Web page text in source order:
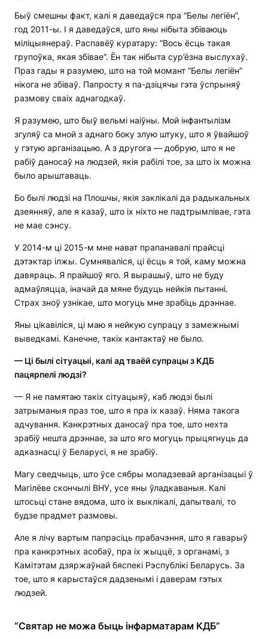
Быў смешны факт, калі я даведаўся пра “Белы легіён”,
год 2011-ы. І я даведаўся, што яны нібыта збіваюць
міліцыянераў. Распавёў куратару: “Вось ёсць такая
групоўка, якая збівае”. Ён так нібыта сур’ёзна выслухаў.
Праз гады я разумею, што на той момант “Белы легіён”
нікога не збіваў. Папросту я па-дзіцячы гэта ўспрыняў
размову сваіх аднагодкаў.
Я разумею, што быў вельмі наіўны. Мой інфантылізм
згуляў са мной з аднаго боку злую штуку, што я ўвайшоў
у гэтую арганізацыю. А з другога — добрую, што я не
рабіў даносаў на людзей, якія рабілі тое, за што іх можна
было арыштаваць.
Бо былі людзі на Плошчы, якія заклікалі да радыкальных
дзеянняў, але я казаў, што іх ніхто не падтрымлівае, гэта
не мае сэнсу.
У 2014-м ці 2015-м мне нават прапанавалі прайсці
дэтэктар ілжы. Сумняваліся, ці ёсць я той, каму можна
давяраць. Я прайшоў яго. Я вырашыў, што не буду
адмаўляцца, іначай да мяне будуць нейкія пытанні.
Страх зноў узнікае, што могуць мне зрабіць дрэннае.
Яны цікавіліся, ці маю я нейкую супрацу з замежнымі
выведкамі. Канечне, такіх кантактаў не было.
— Ці былі сітуацыі, калі ад тваёй супрацы з КДБ
пацярпелі людзі?
— Я не памятаю такіх сітуацыяў, каб людзі былі
затрыманыя праз тое, што я пра іх казаў. Няма такога
адчування. Канкрэтных даносаў пра тое, што нехта
зрабіў нешта дрэннае, за што яго могуць прыцягнуць да
адказнасці ў Беларусі, я не зрабіў.
Магу сведчыць, што ўсе сябры моладзевай арганізацыі ў
Магілёве скончылі ВНУ, усе яны ўладкаваныя. Калі
штосьці стане вядома, што іх выклікалі, дапытвалі, то
будзе прадмет размовы.
Але я лічу вартым папрасіць прабачэння, што я гаварыў
пра канкрэтных асобаў, пра іх жыццё, з органамі, з
Камітэтам дзяржаўнай бяспекі Рэспублікі Беларусь. За
тое, што я карыстаўся дадзенымі і даверам гэтых
людзей.
“Святар не можа быць інфарматарам КДБ”